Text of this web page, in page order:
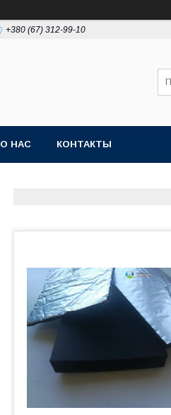
+380 (67) 312-99-10
О НАС КОНТАКТЫ